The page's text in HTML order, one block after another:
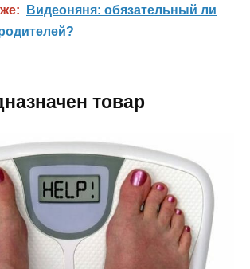
Видеоняня: обязательный ли
товар